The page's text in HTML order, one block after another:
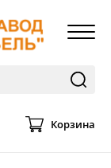
Корзина